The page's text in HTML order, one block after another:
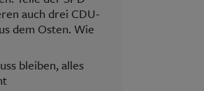
auch drei CDU-
dem Osten. Wie
bleiben, alles